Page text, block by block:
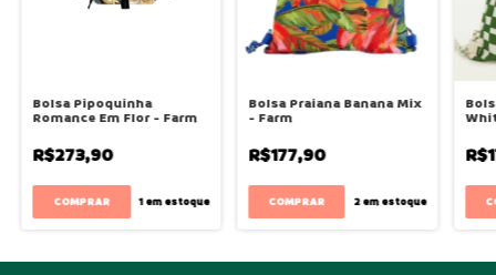
Bolsa Pipoquinha
Romance Em Flor - Farm
R$273,90
1em estoque
Bolsa Praiana Banana Mix
- Farm
R$177,90
2em estoque